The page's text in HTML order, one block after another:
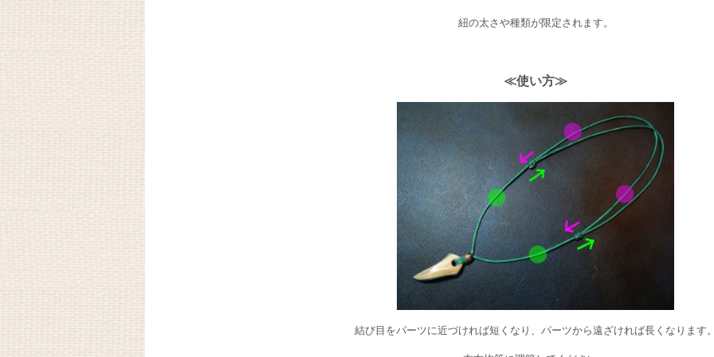
紐の太さや種類が限定されます。
≪使い方≫
結び目をパーツに近づければ短くなり、パーツから遠ざければ長くなります